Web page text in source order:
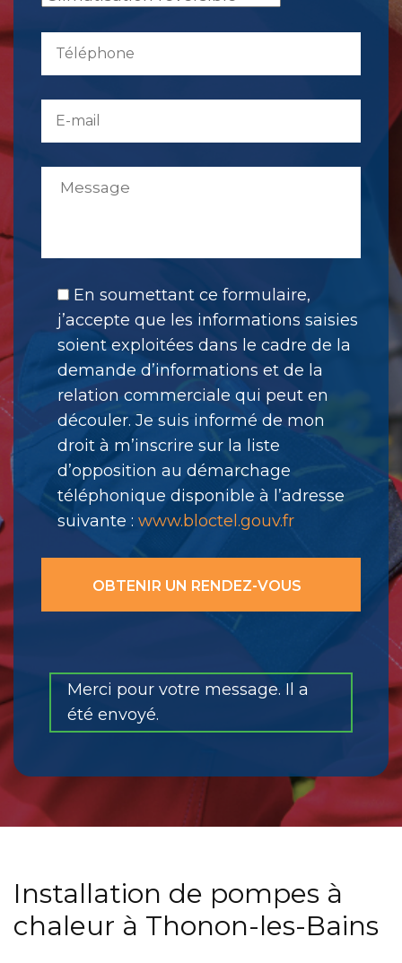
En soumettant ce formulaire,
j’accepte que les informations saisies
soient exploitées dans le cadre de la
demande d’informations et de la
relation commerciale qui peut en
découler. Je suis informé de mon
droit à m’inscrire sur la liste
d’opposition au démarchage
téléphonique disponible à l’adresse
suivante : www.bloctel.gouv.fr
Merci pour votre message. Il a
été envoyé.
Installation de pompes à
chaleur à Thonon-les-Bains